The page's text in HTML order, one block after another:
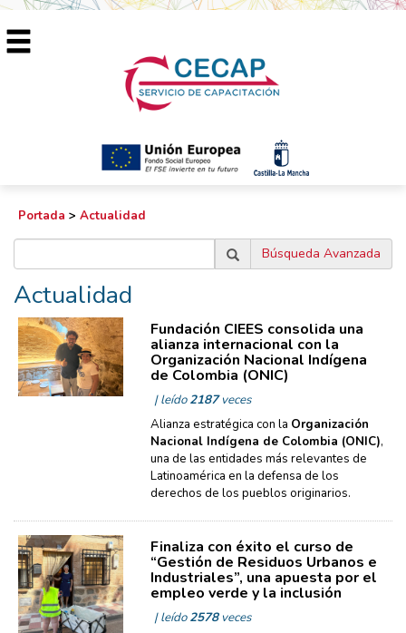
Portada > Actualidad
Búsqueda Avanzada
Actualidad
Fundación CIEES consolida una
alianza internacional con la
Organización Nacional Indígena
de Colombia (ONIC)
| leído2187veces
Alianza estratégica con la Organización
Nacional Indígena de Colombia (ONIC),
una de las entidades más relevantes de
Latinoamérica en la defensa de los
derechos de los pueblos originarios.
Finaliza con éxito el curso de
“Gestión de Residuos Urbanos e
Industriales”, una apuesta por el
empleo verde y la inclusión
| leído2578veces